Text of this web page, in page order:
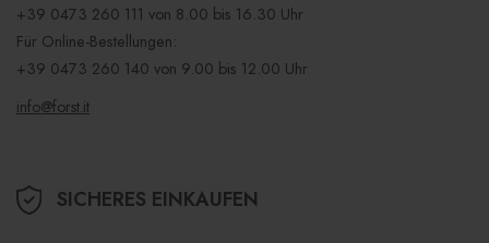
+39 0473 260 111 von 8.00 bis 16.30 Uhr
Für Online-Bestellungen:
+39 0473 260 140 von 9.00 bis 12.00 Uhr
info@forst.it
SICHERES EINKAUFEN